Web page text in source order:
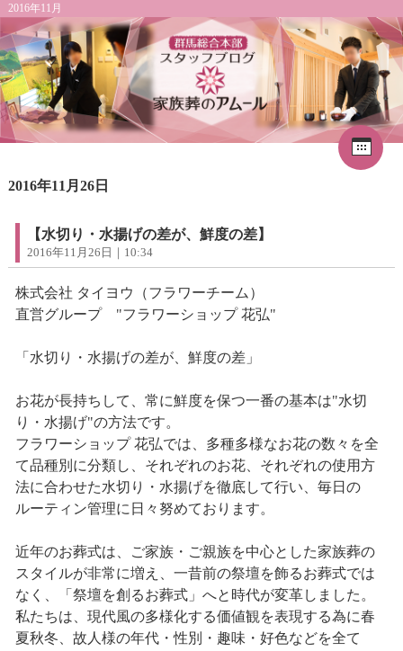
2016年11月
1
2
3
16
18 19 20
23
25 26 27
2016年11月26日
【水切り・水揚げの差が、鮮度の差】
2016年11月26日｜10:34
株式会社 タイヨウ（フラワーチーム）
直営グループ "フラワーショップ 花弘"
「水切り・水揚げの差が、鮮度の差」
お花が長持ちして、常に鮮度を保つ一番の基本は"水切
り・水揚げ"の方法です。
フラワーショップ 花弘では、多種多様なお花の数々を全
て品種別に分類し、それぞれのお花、それぞれの使用方
法に合わせた水切り・水揚げを徹底して行い、毎日の
ルーティン管理に日々努めております。
近年のお葬式は、ご家族・ご親族を中心とした家族葬の
スタイルが非常に増え、一昔前の祭壇を飾るお葬式では
なく、「祭壇を創るお葬式」へと時代が変革しました。
私たちは、現代風の多様化する価値観を表現する為に春
夏秋冬、故人様の年代・性別・趣味・好色などを全て